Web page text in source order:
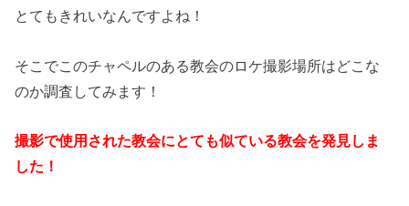
とてもきれいなんですよね！
そこでこのチャペルのある教会のロケ撮影場所はどこな
のか調査してみます！
撮影で使用された教会にとても似ている教会を発見しま
した！